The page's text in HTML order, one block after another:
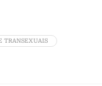
TRANSEXUAIS